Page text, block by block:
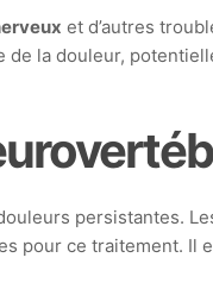
et d’autres
la douleur,
persistantes.
pour ce traitement. Il